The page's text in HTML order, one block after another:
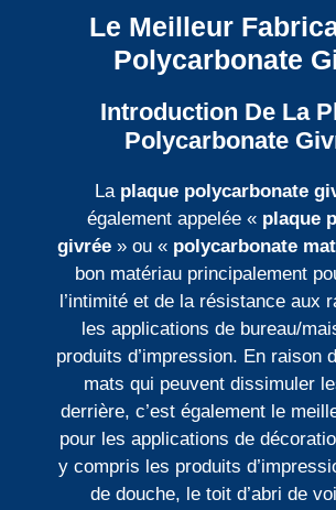
Le Meilleur
Polycarbonate
Introduction De La
Polycarbonate
La plaque polycarbonate
également appelée « plaque
givrée» ou « polycarbonate mat
bon matériau principalement
l’intimité et de la résistance aux
les applications de bureau/
produits d’impression. En raison
mats qui peuvent dissimuler
derrière, c’est également le
pour les applications de
y compris les produits
de douche, le toit d’abri de